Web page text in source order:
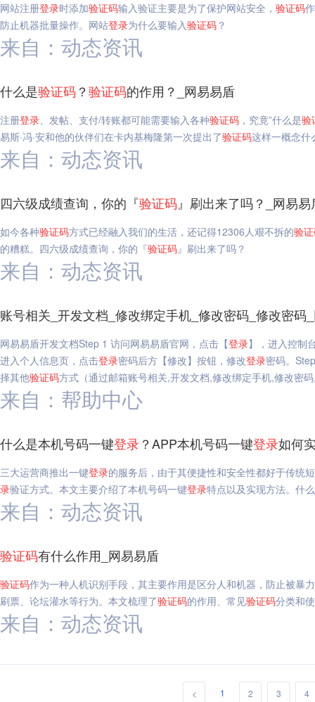
网站注册登录时添加验证码输入验证主要是为了保护网站安全， 验证码
防止机器批量操作。网站登录为什么要输入验证码 ？
来自：动态资讯
什么是验证码 ？验证码的作用？_网易易盾
注册登录、发帖、支付/转账都可能需要输入各种验证码 ，究竟”什么是验
易斯·冯·安和他的伙伴们在卡内基梅隆第一次提出了验证码这样一概念什
来自：动态资讯
四六级成绩查询，你的『验证码 』刷出来了吗？_网易易
如今各种验证码方式已经融入我们的生活，还记得12306人艰不拆的验
的糟糕。四六级成绩查询，你的『验证码』刷出来了吗？
来自：动态资讯
账号相关_开发文档_修改绑定手机_修改密码_修改密码
网易易盾开发文档Step 1 访问网易易盾官网，点击【登录】，进入控制
进入个人信息页，点击登录密码后方【修改】按钮，修改登录密码。
择其他验证码方式（通过邮箱账号相关,开发文档,修改绑定手机,修改密
来自：帮助中心
什么是本机号码一键登录？APP本机号码一键登录如何
三大运营商推出一键登录的服务后，由于其便捷性和安全性都好于传统
录验证方式。本文主要介绍了本机号码一键登录特点以及实现方法。什
来自：动态资讯
验证码有什么作用_网易易盾
验证码作为一种人机识别手段，其主要作用是区分人和机器，防止被暴
刷票、论坛灌水等行为。本文梳理了验证码的作用、常见验证码分类和
来自：动态资讯
< 1 2 3 4